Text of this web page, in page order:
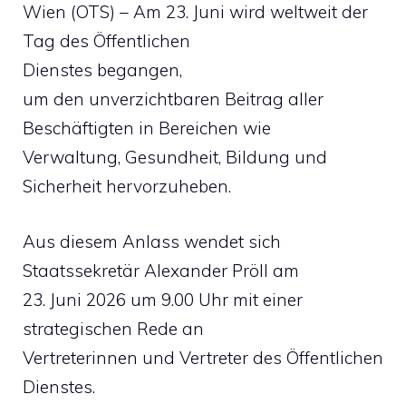
Wien (OTS) – Am 23. Juni wird weltweit der
Tag des Öffentlichen
Dienstes begangen,
um den unverzichtbaren Beitrag aller
Beschäftigten in Bereichen wie
Verwaltung, Gesundheit, Bildung und
Sicherheit hervorzuheben.
Aus diesem Anlass wendet sich
Staatssekretär Alexander Pröll am
23. Juni 2026 um 9.00 Uhr mit einer
strategischen Rede an
Vertreterinnen und Vertreter des Öffentlichen
Dienstes.